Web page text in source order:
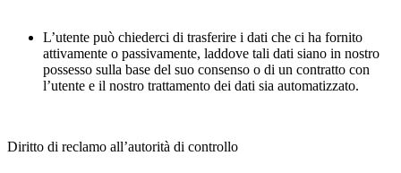
L’utente può chiederci di trasferire i dati che ci ha fornito
attivamente o passivamente, laddove tali dati siano in nostro
possesso sulla base del suo consenso o di un contratto con
l’utente e il nostro trattamento dei dati sia automatizzato.
Diritto di reclamo all’autorità di controllo